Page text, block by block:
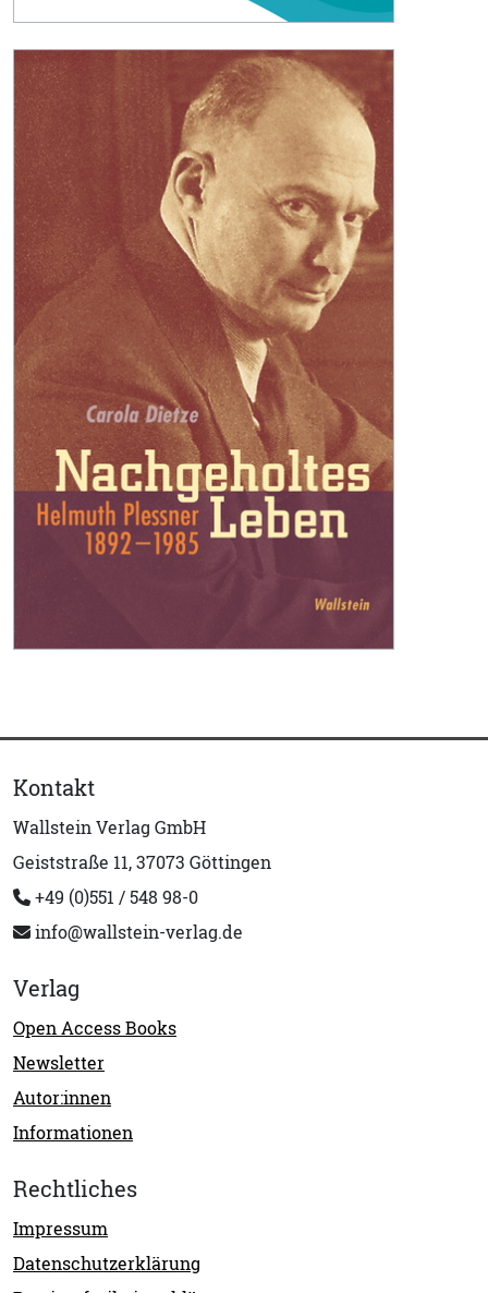
Kontakt
Wallstein Verlag GmbH
Geiststraße 11, 37073 Göttingen
+49 (0)551 / 548 98-0
info@wallstein-verlag.de
Verlag
Open Access Books
Newsletter
Autor:innen
Informationen
Rechtliches
Impressum
Datenschutzerklärung